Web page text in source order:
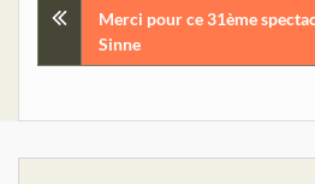
Navigation
de
l’article
Merci pour ce 31ème
Sinne